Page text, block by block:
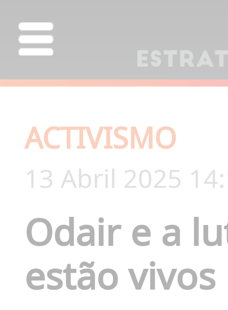
ACTIVISMO
13 Abril 2025
Odair e a
estão vivos